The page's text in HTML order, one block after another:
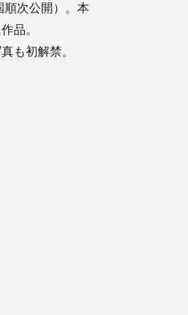
順次公開）。本
品。
も初解禁。